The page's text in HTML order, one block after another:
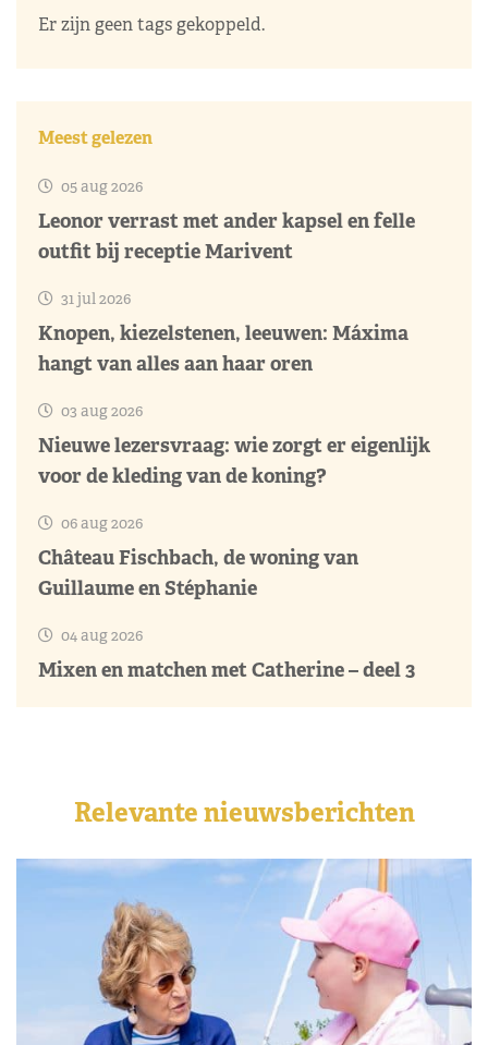
Er zijn geen tags gekoppeld.
Meest gelezen
05 aug 2026
Leonor verrast met ander kapsel en felle
outfit bij receptie Marivent
31 jul 2026
Knopen, kiezelstenen, leeuwen: Máxima
hangt van alles aan haar oren
03 aug 2026
Nieuwe lezersvraag: wie zorgt er eigenlijk
voor de kleding van de koning?
06 aug 2026
Château Fischbach, de woning van
Guillaume en Stéphanie
04 aug 2026
Mixen en matchen met Catherine – deel 3
Relevante nieuwsberichten